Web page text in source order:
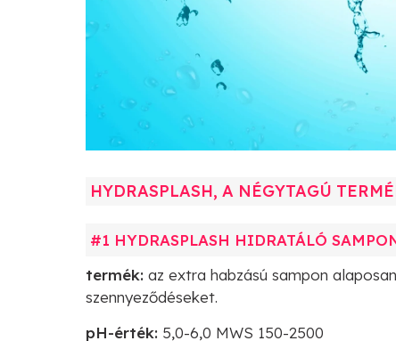
HYDRASPLASH, A NÉGYTAGÚ
#1 HYDRASPLASH HIDRATÁLÓ
termék: az extra habzású sampon
szennyeződéseket.
pH-érték: 5,0-6,0 MWS 150-2500